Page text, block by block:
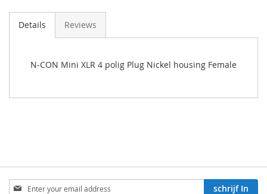
Details Reviews
N-CON Mini XLR 4 polig Plug Nickel housing Female
Aboneren
schrijf In